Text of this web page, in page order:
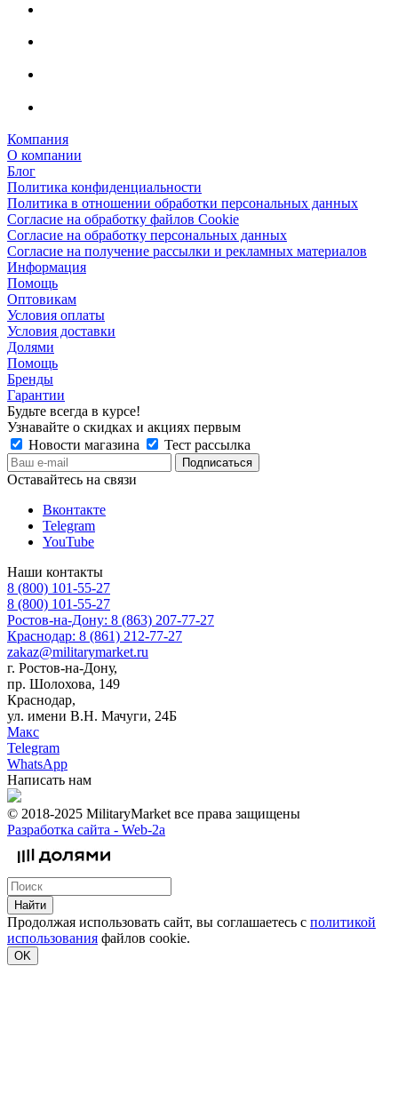
Компания
О компании
Блог
Политика конфиденциальности
Политика в отношении обработки персональных данных
Согласие на обработку файлов Cookie
Согласие на обработку персональных данных
Согласие на получение рассылки и рекламных материалов
Информация
Помощь
Оптовикам
Условия оплаты
Условия доставки
Долями
Помощь
Бренды
Гарантии
Будьте всегда в курсе!
Узнавайте о скидках и акциях первым
Новости магазина
Тест рассылка
Оставайтесь на связи
Вконтакте
Telegram
YouTube
Наши контакты
8 (800) 101-55-27
8 (800) 101-55-27
Ростов-на-Дону: 8 (863) 207-77-27
Краснодар: 8 (861) 212-77-27
zakaz@militarymarket.ru
г. Ростов-на-Дону,
пр. Шолохова, 149
Краснодар,
ул. имени В.Н. Мачуги, 24Б
Макс
Telegram
WhatsApp
Написать нам
© 2018-2025 MilitaryMarket все права защищены
Разработка сайта - Web-2a
Найти
Продолжая использовать сайт, вы соглашаетесь с политикой
использования файлов cookie.
OK